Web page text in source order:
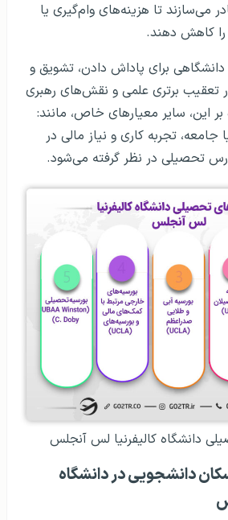
می‌سازند تا هزینه‌های وام‌گیری یا
را کاهش دهند.
برای پاداش دادن، تشویق و
تعقیب برتری علمی و نقش‌های رهبری
این، سایر معیارهای خاص، مانند:
جامعه، تجربه کاری و نیاز مالی در
تحصیلی در نظر گرفته می‌شود.
دانشگاه کالیفرنیا لس آنجلس
دانشجویی در دانشگاه